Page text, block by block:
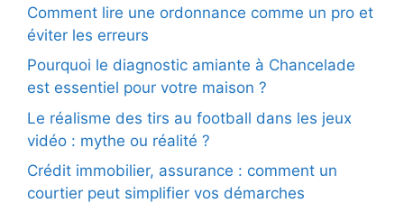
Comment lire une ordonnance comme un pro et
éviter les erreurs
Pourquoi le diagnostic amiante à Chancelade
est essentiel pour votre maison ?
Le réalisme des tirs au football dans les jeux
vidéo : mythe ou réalité ?
Crédit immobilier, assurance : comment un
courtier peut simplifier vos démarches